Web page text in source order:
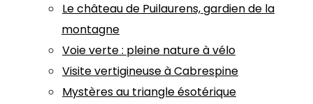
Le château de Puilaurens, gardien de la
montagne
Voie verte : pleine nature à vélo
Visite vertigineuse à Cabrespine
Mystères au triangle ésotérique